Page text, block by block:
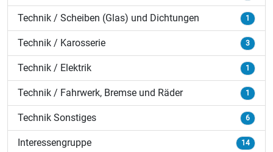
Technik / Scheiben (Glas) und Dichtungen 1
Technik / Karosserie 3
Technik / Elektrik 1
Technik / Fahrwerk, Bremse und Räder 1
Technik Sonstiges 6
Interessengruppe 14